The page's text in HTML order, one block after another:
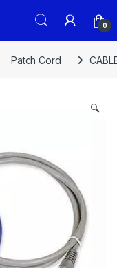
0
Patch Cord
🔍